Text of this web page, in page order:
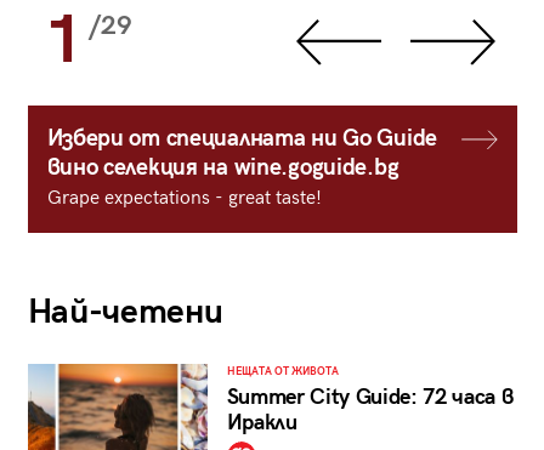
1 /29
Избери от специалната ни Go Guide
вино селекция на wine.goguide.bg
Grape expectations - great taste!
Най-четени
НЕЩАТА ОТ ЖИВОТА
Summer City Guide: 72 часа в
Иракли